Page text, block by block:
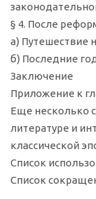
§ 4. После
а) Путешествие
б) Последние
Заключение
Приложение к
Еще несколько
литературе и
классической
Список
Список